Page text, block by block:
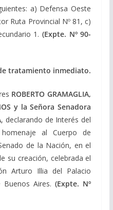
a) Defensa Oeste
Ruta Provincial Nº 81, c)
1. (Expte. Nº 90-
tratamiento inmediato.
ROBERTO GRAMAGLIA,
y la Señora Senadora
, declarando de Interés del
al Cuerpo de
de la Nación, en el
su creación, celebrada el
Arturo Illia del Palacio
Aires. (Expte. Nº